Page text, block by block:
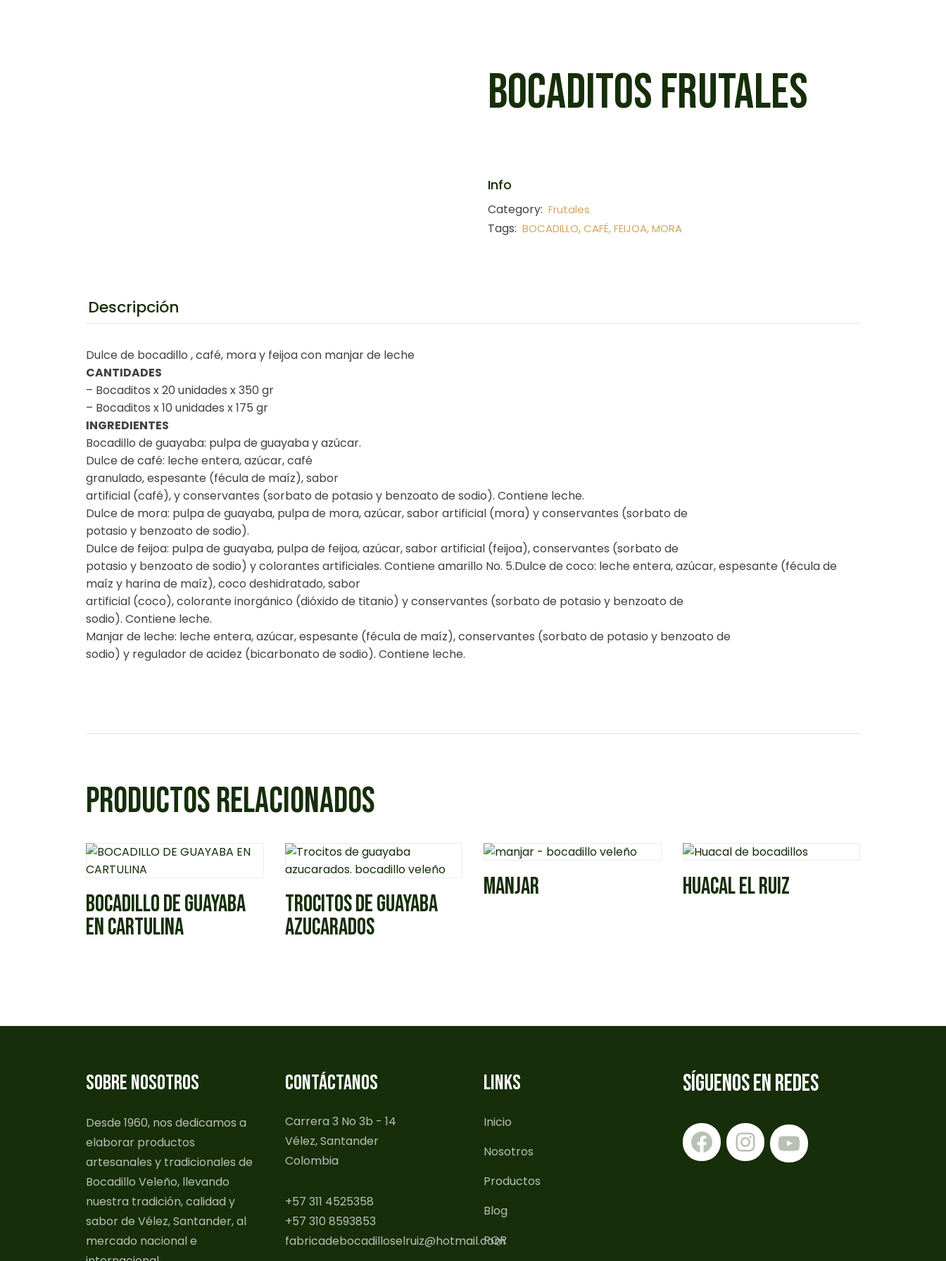
BOCADITOS FRUTALES
Info
Category: Frutales
Tags: BOCADILLO,CAFÉ,FEIJOA,MORA
Descripción
Dulce de bocadillo , café, mora y feijoa con manjar de leche
CANTIDADES
– Bocaditos x 20 unidades x 350 gr
– Bocaditos x 10 unidades x 175 gr
INGREDIENTES
Bocadillo de guayaba: pulpa de guayaba y azúcar.
Dulce de café: leche entera, azúcar, café
granulado, espesante (fécula de maíz), sabor
artificial (café), y conservantes (sorbato de potasio y benzoato de sodio). Contiene leche.
Dulce de mora: pulpa de guayaba, pulpa de mora, azúcar, sabor artificial (mora) y conservantes (sorbato de
potasio y benzoato de sodio).
Dulce de feijoa: pulpa de guayaba, pulpa de feijoa, azúcar, sabor artificial (feijoa), conservantes (sorbato de
potasio y benzoato de sodio) y colorantes artificiales. Contiene amarillo No. 5.Dulce de coco: leche entera, azúcar, espesante (fécula de
maíz y harina de maíz), coco deshidratado, sabor
artificial (coco), colorante inorgánico (dióxido de titanio) y conservantes (sorbato de potasio y benzoato de
sodio). Contiene leche.
Manjar de leche: leche entera, azúcar, espesante (fécula de maíz), conservantes (sorbato de potasio y benzoato de
sodio) y regulador de acidez (bicarbonato de sodio). Contiene leche.
PRODUCTOS RELACIONADOS
BOCADILLO DE GUAYABA
EN CARTULINA
TROCITOS DE GUAYABA
AZUCARADOS
MANJAR HUACAL EL RUIZ
SOBRE NOSOTROS
Desde 1960, nos dedicamos a
elaborar productos
artesanales y tradicionales de
Bocadillo Veleño, llevando
nuestra tradición, calidad y
sabor de Vélez, Santander, al
mercado nacional e
CONTÁCTANOS
Carrera 3 No 3b - 14
Vélez, Santander
Colombia
+57 311 4525358
+57 310 8593853
fabricadebocadilloselruiz@hotmail.com
LINKS
Inicio
Nosotros
Productos
Blog
PQR
SÍGUENOS EN REDES
Facebook
Instagram
YouTube